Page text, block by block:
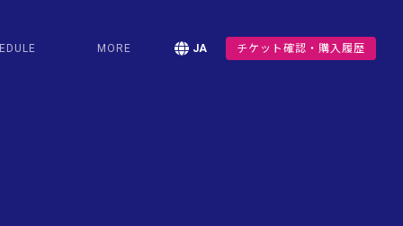
MORE JA チケット確認・購入履歴